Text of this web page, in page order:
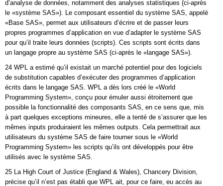
d’analyse de données, notamment des analyses statistiques (ci-après
le «système SAS»). Le composant essentiel du système SAS, appelé
«Base SAS», permet aux utilisateurs d’écrire et de passer leurs
propres programmes d’application en vue d’adapter le système SAS
pour qu’il traite leurs données (scripts). Ces scripts sont écrits dans
un langage propre au système SAS (ci-après le «langage SAS»).
24 WPL a estimé qu’il existait un marché potentiel pour des logiciels
de substitution capables d’exécuter des programmes d’application
écrits dans le langage SAS. WPL a dès lors créé le «World
Programming System», conçu pour émuler aussi étroitement que
possible la fonctionnalité des composants SAS, en ce sens que, mis
à part quelques exceptions mineures, elle a tenté de s’assurer que les
mêmes inputs produiraient les mêmes outputs. Cela permettrait aux
utilisateurs du système SAS de faire tourner sous le «World
Programming System» les scripts qu’ils ont développés pour être
utilisés avec le système SAS.
25 La High Court of Justice (England & Wales), Chancery Division,
précise qu’il n’est pas établi que WPL ait, pour ce faire, eu accès au